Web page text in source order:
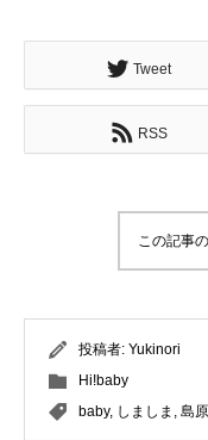
Tweet
RSS
この記事
投稿者: Yukinori
Hi!baby
baby, しましま 島